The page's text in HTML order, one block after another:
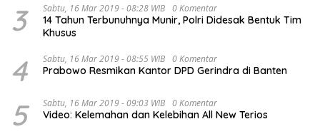
3 Sabtu, 16 Mar 2019 - 08:28 WIB 0 Komentar
14 Tahun Terbunuhnya Munir, Polri Didesak Bentuk Tim
Khusus
4 Sabtu, 16 Mar 2019 - 08:55 WIB 0 Komentar
Prabowo Resmikan Kantor DPD Gerindra di Banten
5 Sabtu, 16 Mar 2019 - 09:03 WIB 0 Komentar
Video: Kelemahan dan Kelebihan All New Terios